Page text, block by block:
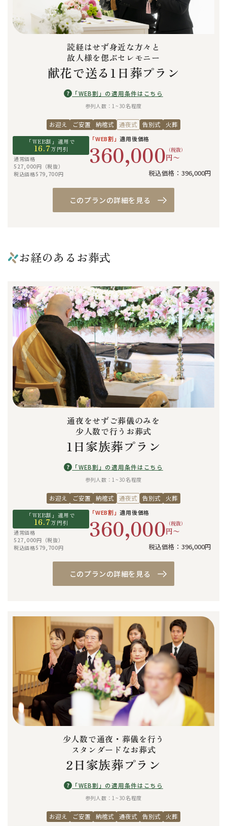
読経はせず身近な方々と
故人様を偲ぶセレモニー
献花で送る1日葬プラン
? 「WEB割」の適用条件はこちら
参列人数：1~30名程度
お迎え ご安置 納棺式 通夜式 告別式 火葬
「WEB割」適用で
16.7万円引
通常価格
527,000円（税抜）
税込価格579,700円
「WEB割」適用後価格
360,000 （税抜）
円〜
税込価格：396,000円
このプランの詳細を見る
お経のあるお葬式
通夜をせずご葬儀のみを
少人数で行うお葬式
1日家族葬プラン
? 「WEB割」の適用条件はこちら
参列人数：1~30名程度
お迎え ご安置 納棺式 通夜式 告別式 火葬
「WEB割」適用で
16.7万円引
通常価格
527,000円（税抜）
税込価格579,700円
「WEB割」適用後価格
360,000 （税抜）
円〜
税込価格：396,000円
このプランの詳細を見る
少人数で通夜・葬儀を行う
スタンダードなお葬式
2日家族葬プラン
? 「WEB割」の適用条件はこちら
参列人数：1~30名程度
お迎え ご安置 納棺式 通夜式 告別式 火葬